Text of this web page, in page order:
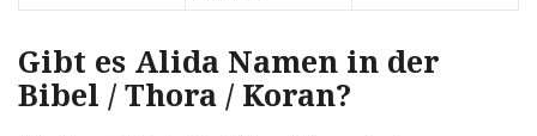
Gibt es Alida Namen in der
Bibel / Thora / Koran?